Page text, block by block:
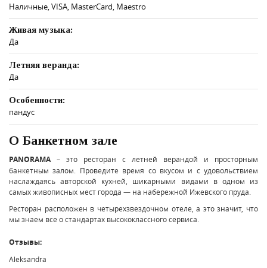
Наличные, VISA, MasterCard, Maestro
Живая музыка:
Да
Летняя веранда:
Да
Особенности:
пандус
О Банкетном зале
PANORAMA – это ресторан с летней верандой и просторным
банкетным залом. Проведите время со вкусом и с удовольствием
наслаждаясь авторской кухней, шикарными видами в одном из
самых живописных мест города — на набережной Ижевского пруда.
Ресторан расположен в четырехзвездочном отеле, а это значит, что
мы знаем все о стандартах высококлассного сервиса.
Отзывы:
Aleksandra